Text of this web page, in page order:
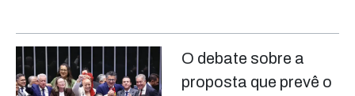
O debate sobre a
proposta que prevê o